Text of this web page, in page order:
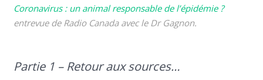
Coronavirus : un animal responsable de l’épidémie ?
entrevue de Radio Canada avec le Dr Gagnon.
Partie 1 – Retour aux sources…